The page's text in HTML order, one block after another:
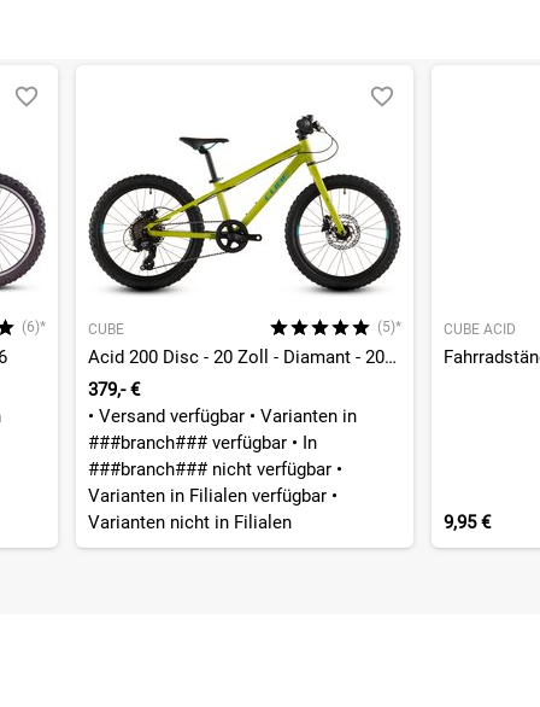
(6)* CUBE (5)*
Acid 200 Disc - 20 Zoll - Diamant - 2026
379,- €
• Versand verfügbar • Varianten in
###branch### verfügbar • In
###branch### nicht verfügbar •
Varianten in Filialen verfügbar •
Varianten nicht in Filialen
CUBE ACID
9,95 €